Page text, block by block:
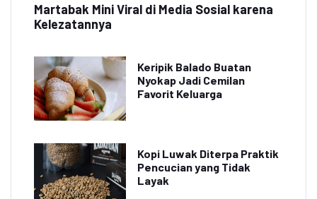
Martabak Mini Viral di Media Sosial karena
Kelezatannya
Keripik Balado Buatan
Nyokap Jadi Cemilan
Favorit Keluarga
Kopi Luwak Diterpa Praktik
Pencucian yang Tidak
Layak